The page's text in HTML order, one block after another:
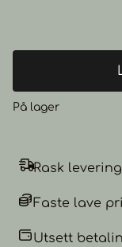
Selve børsten er laget av
På lager
Rask
Faste lave
Utsett